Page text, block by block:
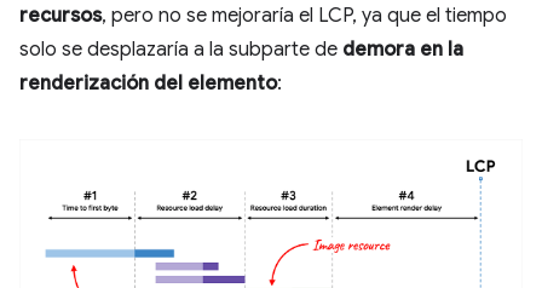
recursos, pero no se mejoraría el LCP, ya que el tiempo
solo se desplazaría a la subparte de demora en la
renderización del elemento: